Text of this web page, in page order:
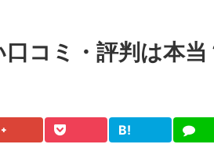
コミ・評判は本当
Pocket
B!
は
LINE